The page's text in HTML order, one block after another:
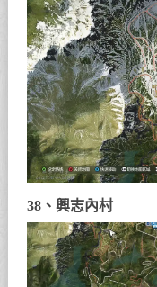
38、興志內村